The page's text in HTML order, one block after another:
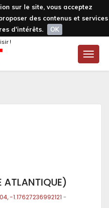
sur le site, vous acceptez
des contenus et services
d'intérêts.
OK
Toggle
!
-1.17627236992121 -